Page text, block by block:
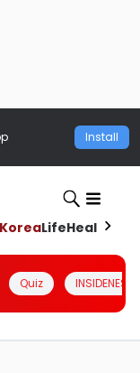
Install
KoreaLifeHealth
Quiz INSIDENESIA